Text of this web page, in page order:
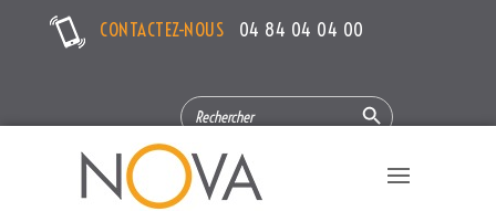
CONTACTEZ-NOUS 04 84 04 04 00
SEARCH
FOR:
Search Button